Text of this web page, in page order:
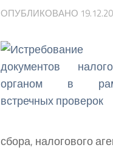
ОПУБЛИКОВАНО
сбора, налогового